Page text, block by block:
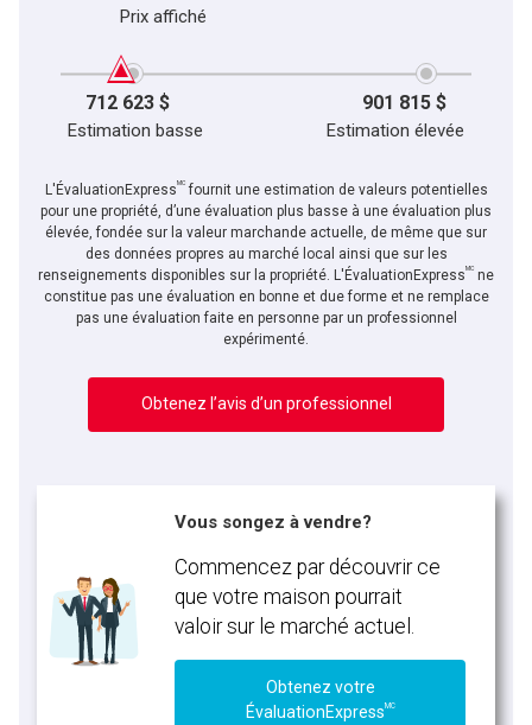
En cliquant sur le bouton « soumettre », vous consentez à nos conditions d'utilisation et
vous nous fournissez l'autorisation écrite de communiquer avec vous.
Prix affiché
712 623 $ 901 815 $
Estimation basse Estimation élevée
L'ÉvaluationExpressMCfournit une estimation de valeurs potentielles
pour une propriété, d’une évaluation plus basse à une évaluation plus
élevée, fondée sur la valeur marchande actuelle, de même que sur
des données propres au marché local ainsi que sur les
renseignements disponibles sur la propriété. L'ÉvaluationExpressMC ne
constitue pas une évaluation en bonne et due forme et ne remplace
pas une évaluation faite en personne par un professionnel
expérimenté.
Obtenez l’avis d’un professionnel
Vous songez à vendre?
Commencez par découvrir ce
que votre maison pourrait
valoir sur le marché actuel.
Obtenez votre
ÉvaluationExpressMC